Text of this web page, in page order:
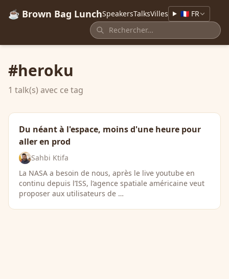
☕ Brown Bag LunchSpeakersTalksVilles 🇫🇷 FR
#heroku
1 talk(s) avec ce tag
Du néant à l'espace, moins d'une heure pour
aller en prod
Sahbi Ktifa
La NASA a besoin de nous, après le live youtube en
continu depuis l’ISS, l’agence spatiale américaine veut
proposer aux utilisateurs de …